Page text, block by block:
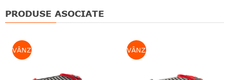
PRODUSE ASOCIATE
VÂNZARE VÂNZARE